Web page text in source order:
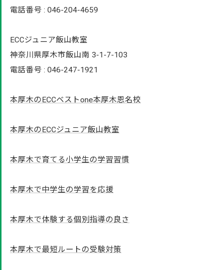
電話番号 : 046-204-4659
ECCジュニア飯山教室
神奈川県厚木市飯山南 3-1-7-103
電話番号 : 046-247-1921
本厚木のECCベストone本厚木恩名校
本厚木のECCジュニア飯山教室
本厚木で育てる小学生の学習習慣
本厚木で中学生の学習を応援
本厚木で体験する個別指導の良さ
本厚木で最短ルートの受験対策